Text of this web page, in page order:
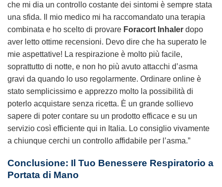
che mi dia un controllo costante dei sintomi è sempre stata
una sfida. Il mio medico mi ha raccomandato una terapia
combinata e ho scelto di provare Foracort Inhaler dopo
aver letto ottime recensioni. Devo dire che ha superato le
mie aspettative! La respirazione è molto più facile,
soprattutto di notte, e non ho più avuto attacchi d’asma
gravi da quando lo uso regolarmente. Ordinare online è
stato semplicissimo e apprezzo molto la possibilità di
poterlo acquistare senza ricetta. È un grande sollievo
sapere di poter contare su un prodotto efficace e su un
servizio così efficiente qui in Italia. Lo consiglio vivamente
a chiunque cerchi un controllo affidabile per l’asma.”
Conclusione: Il Tuo Benessere Respiratorio a
Portata di Mano